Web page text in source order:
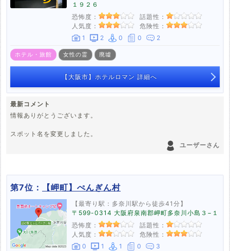
１９２６
恐怖度：
話題性：
人気度：
危険性：
1
2 0 0 2
ホテル・旅館 女性の霊 廃墟
【大阪市】ホテルロマン 詳細へ
最新コメント
情報ありがとうございます。
スポット名を変更しました。
ユーザーさん
第7位： 【岬町】ぺんぎん村
【最寄り駅：多奈川駅から徒歩41分】
〒599-0314 大阪府泉南郡岬町多奈川小島３−１
恐怖度：
話題性：
人気度：
危険性：
0
1 1 0 3